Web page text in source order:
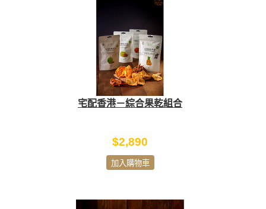
宅配香港－綜合果乾組合
$2,890
加入購物車